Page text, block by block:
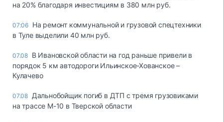
на 20% благодаря инвестициям в 380 млн руб.
07:06 На ремонт коммунальной и грузовой спецтехники
в Туле выделили 40 млн руб.
07.08 В Ивановской области на год раньше привели в
порядок 5 км автодороги Ильинское-Хованское –
Кулачево
07.08 Дальнобойщик погиб в ДТП с тремя грузовиками
на трассе М-10 в Тверской области